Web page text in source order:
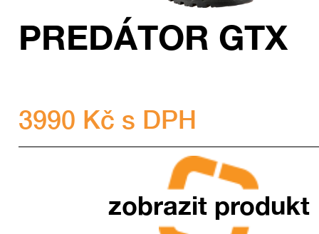
PREDÁTOR GTX
3990 Kč s DPH
zobrazit produkt